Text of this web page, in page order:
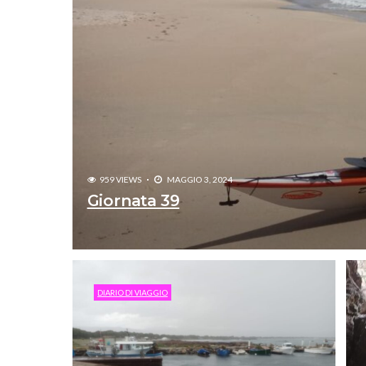
959 VIEWS MAGGIO 3, 2024
Giornata 39
DIARIO DI VIAGGIO